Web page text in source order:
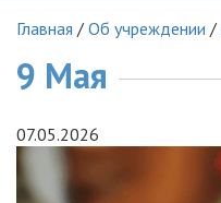
Главная / Об учреждении /
9 Мая
07.05.2026